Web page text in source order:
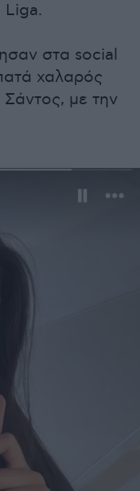
Liga.
στα social
χαλαρός
με την